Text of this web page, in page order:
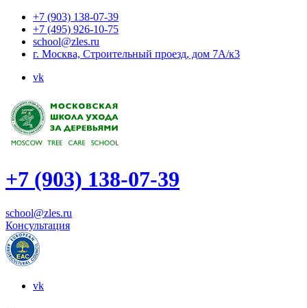
+7 (903) 138-07-39
+7 (495) 926-10-75
school@zles.ru
г. Москва, Строительный проезд, дом 7А/к3
vk
+7 (903) 138-07-39
school@zles.ru
Консультация
vk